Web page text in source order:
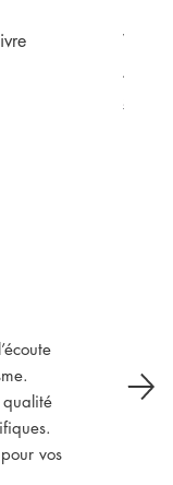
À
Prix
Prix
qualité
vos